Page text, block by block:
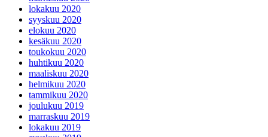
lokakuu 2020
syyskuu 2020
elokuu 2020
kesäkuu 2020
toukokuu 2020
huhtikuu 2020
maaliskuu 2020
helmikuu 2020
tammikuu 2020
joulukuu 2019
marraskuu 2019
lokakuu 2019